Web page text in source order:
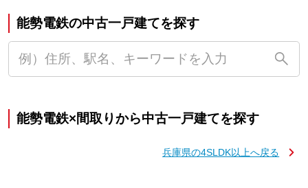
能勢電鉄の中古一戸建てを探す
能勢電鉄×間取りから中古一戸建てを探す
兵庫県の4SLDK以上へ戻る